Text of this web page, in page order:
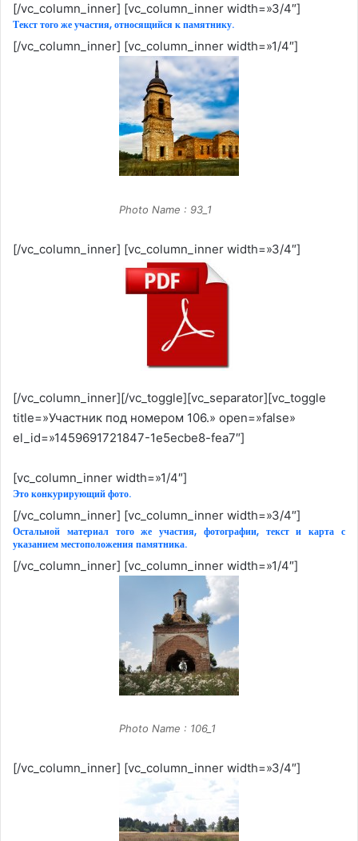
[/vc_column_inner] [vc_column_inner width=»3/4″]
Текст того же участия, относящийся к памятнику.
[/vc_column_inner] [vc_column_inner width=»1/4″]
Photo Name : 93_1
[/vc_column_inner] [vc_column_inner width=»3/4″]
[/vc_column_inner][/vc_toggle][vc_separator][vc_toggle
title=»Участник под номером 106.» open=»false»
el_id=»1459691721847-1e5ecbe8-fea7″]
[vc_column_inner width=»1/4″]
Это конкурирующий фото.
[/vc_column_inner] [vc_column_inner width=»3/4″]
Остальной материал того же участия, фотографии, текст и карта с
указанием местоположения памятника.
[/vc_column_inner] [vc_column_inner width=»1/4″]
Photo Name : 106_1
[/vc_column_inner] [vc_column_inner width=»3/4″]